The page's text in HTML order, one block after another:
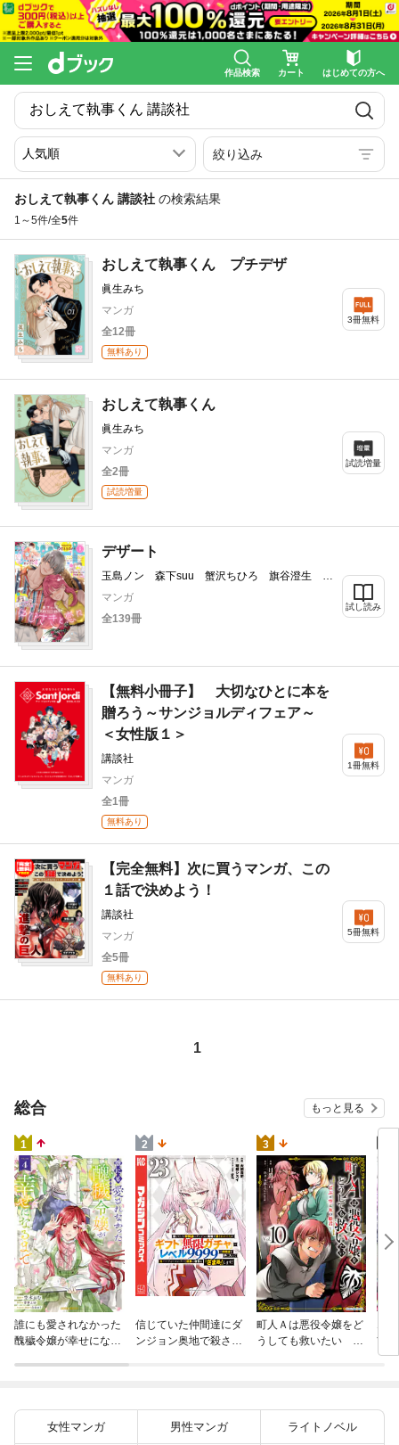
作品検索 カート はじめての方へ
絞り込み
おしえて執事くん 講談社 の検索結果
1～5件/全5件
おしえて執事くん プチデザ
眞生みち
マンガ
全12冊
無料あり
3冊無料
おしえて執事くん
眞生みち
マンガ
全2冊
試読増量
試読増量
デザート
玉島ノン 森下suu 蟹沢ちひろ 旗谷澄生 春
凪りぐ 岩下慶子 しろうさな 戸沢まりか
ろびこ 六月一日 夜久エメラルド
マンガ
全139冊
試し読み
【無料小冊子】 大切なひとに本を
贈ろう～サンジョルディフェア～
＜女性版１＞
講談社
マンガ
全1冊
無料あり
1冊無料
【完全無料】次に買うマンガ、この
１話で決めよう！
講談社
マンガ
全5冊
無料あり
5冊無料
1
総合 もっと見る
1
誰にも愛されなかった
醜穢令嬢が幸せになる
2
信じていた仲間達にダ
ンジョン奥地で殺され
バーと世界に復讐＆
3
町人Ａは悪役令嬢をど
うしても救いたい ～
す
嫁
女性マンガ 男性マンガ ライトノベル